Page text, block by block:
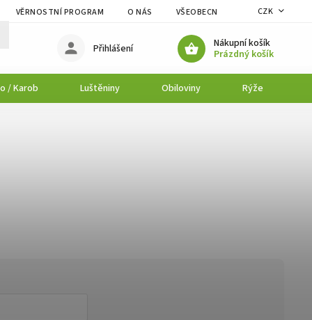
VĚRNOSTNÍ PROGRAM O NÁS VŠEOBECNÉ OBCHODNÍ PODMÍNKY
CZK
Nákupní košík
Prázdný košík
Přihlášení
/ Karob Luštěniny Obiloviny Rýže